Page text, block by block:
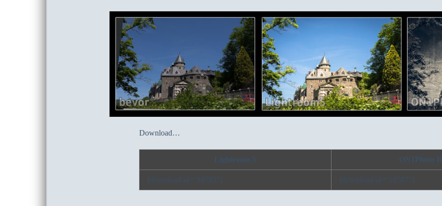
Download…
Lightroom 5 ON1Photo
[download id=“16785″] [download id=“16787″]